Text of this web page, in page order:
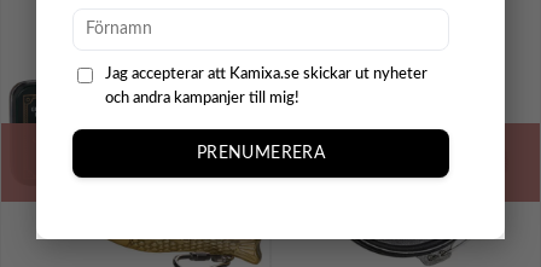
Jag accepterar att Kamixa.se skickar ut nyheter
och andra kampanjer till mig!
PRENUMERERA
NYHET
SLUT I LAGER